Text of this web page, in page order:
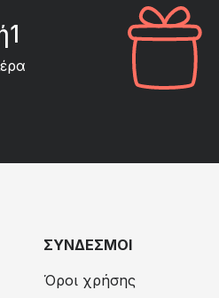
ΣΥΝΔΕΣΜΟΙ
Όροι χρήσης